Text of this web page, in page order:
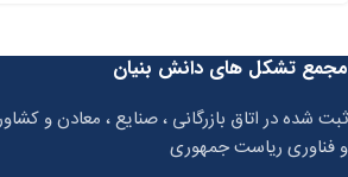
مجمع تشکل های دانش بنیان
ثبت شده در اتاق بازرگانی ، صنایع ، معادن و
و فناوری ریاست جمهوری